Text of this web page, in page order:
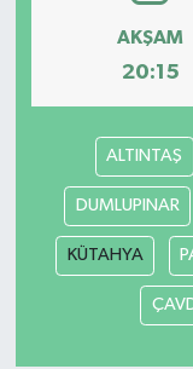
AKŞAM
20:15
ALTINTAŞ
DUMLUPINAR
KÜTAHYA